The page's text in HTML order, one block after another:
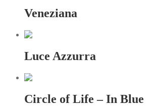
Veneziana
Luce Azzurra
Circle of Life – In Blue